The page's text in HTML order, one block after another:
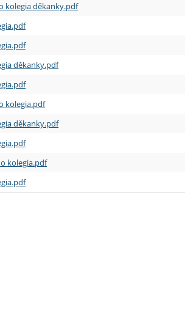
kolegia děkanky.pdf
děkanky.pdf
kolegia.pdf
děkanky.pdf
kolegia.pdf